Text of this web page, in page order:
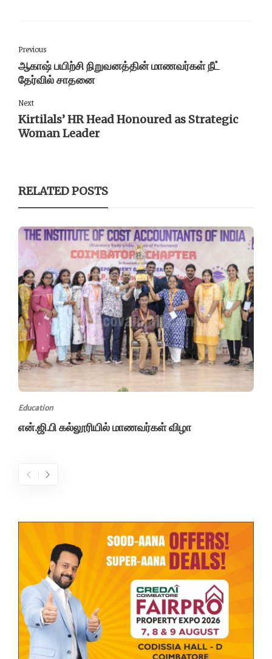
Previous
ஆகாஷ் பயிற்சி நிறுவனத்தின் மாணவர்கள் நீட்
தேர்வில் சாதனை
Next
Kirtilals’ HR Head Honoured as Strategic
Woman Leader
RELATED POSTS
Education
என்.ஜி.பி கல்லூரியில் மாணவர்கள் விழா